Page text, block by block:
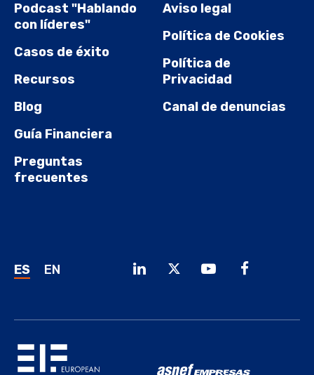
Podcast "Hablando
con líderes"
Casos de éxito
Recursos
Blog
Guía Financiera
Preguntas
frecuentes
Aviso legal
Política de Cookies
Política de
Privacidad
Canal de denuncias
ES EN